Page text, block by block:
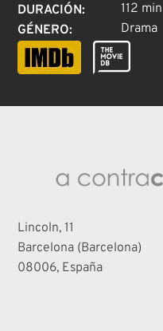
DURACIÓN:
112 min
GÉNERO: Drama
Lincoln, 11
Barcelona (Barcelona)
08006, España